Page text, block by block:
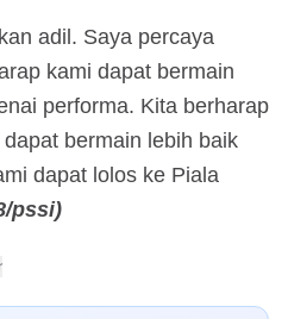
adil. Saya percaya
kami dapat bermain
performa. Kita berharap
bermain lebih baik
dapat lolos ke Piala
pssi)